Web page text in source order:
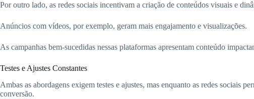
Por outro lado, as redes sociais incentivam a criação de conteúdos visuais e
Anúncios com vídeos, por exemplo, geram mais engajamento e visualizações.
As campanhas bem-sucedidas nessas plataformas apresentam conteúdo
Testes e Ajustes Constantes
Ambas as abordagens exigem testes e ajustes, mas enquanto as redes sociais
conversão.